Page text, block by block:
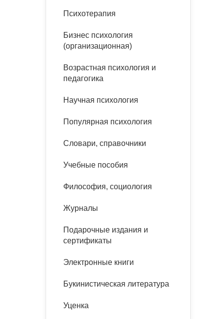
Расстройства пищевого
Тревожные расстройства,
Песочная терапия
Психодрама
Сказкотерапия
Другие направления
психотерапии
Классический, эриксоновский
Психология труда и
Психофизиология
Социальная психология
Социальная и
Учебная литература
Классический и юнгианский
Психотерапия
Бизнес психология
(организационная)
Возрастная психология и
педагогика
Научная психология
Популярная психология
Словари, справочники
Учебные пособия
Философия, социология
Журналы
Подарочные издания и
сертификаты
Электронные книги
Букинистическая литература
Уценка